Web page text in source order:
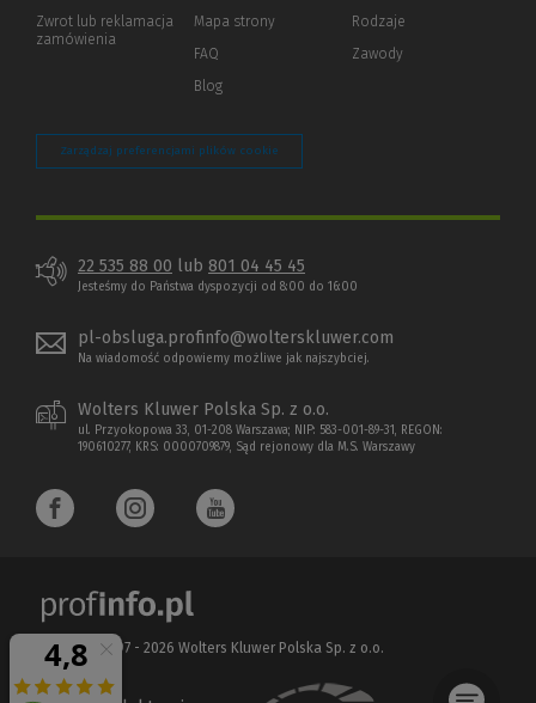
innej
Zwrot lub reklamacja
zamówienia
Mapa strony
FAQ
Blog
Rodzaje
Zawody
Zarządzaj preferencjami plików cookie
22 535 88 00 lub 801 04 45 45
Jesteśmy do Państwa dyspozycji od 8:00 do 16:00
pl-obsluga.profinfo@wolterskluwer.com
Na wiadomość odpowiemy możliwe jak najszybciej.
Wolters Kluwer Polska Sp. z o.o.
ul. Przyokopowa 33, 01-208 Warszawa; NIP: 583-001-89-31, REGON:
190610277, KRS: 0000709879, Sąd rejonowy dla M.S. Warszawy
Copyright 1997 - 2026 Wolters Kluwer Polska Sp. z o.o.